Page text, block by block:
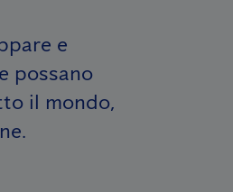
e
possano
il mondo,